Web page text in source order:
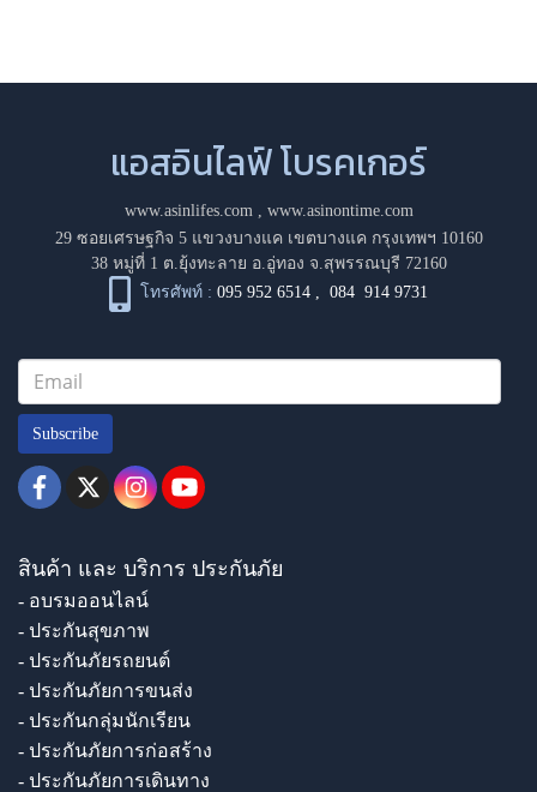
แอสอินไลฟ์ โบรคเกอร์
www.asinlifes.com, www.asinontime.com
29 ซอยเศรษฐกิจ 5 แขวงบางแค เขตบางแค กรุงเทพฯ 10160
38 หมู่ที่ 1 ต.ยุ้งทะลาย อ.อู่ทอง จ.สุพรรณบุรี 72160
โทรศัพท์ : 095 952 6514 ,084 914 9731
Subscribe
สินค้า และ บริการ ประกันภัย
- อบรมออนไลน์
- ประกันสุขภาพ
- ประกันภัยรถยนต์
- ประกันภัยการขนส่ง
- ประกันกลุ่มนักเรียน
- ประกันภัยการก่อสร้าง
- ประกันภัยการเดินทาง